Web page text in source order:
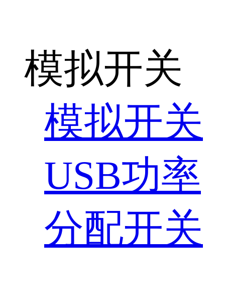
模拟开关
模拟开关
USB功率
分配开关